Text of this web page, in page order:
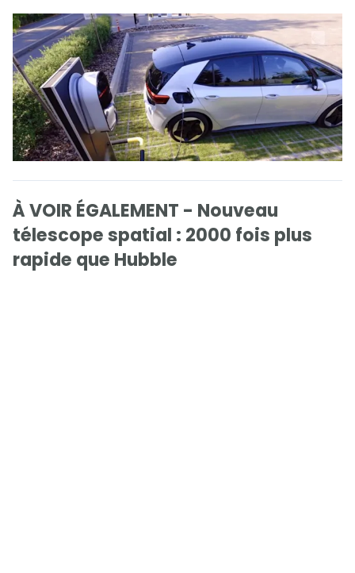
À VOIR ÉGALEMENT - Nouveau
télescope spatial : 2000 fois plus
rapide que Hubble